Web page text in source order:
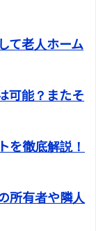
て老人ホーム
可能？またそ
を徹底解説！
所有者や隣人